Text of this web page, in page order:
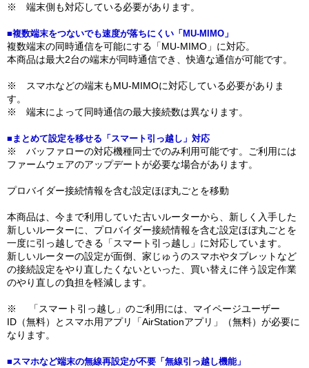
※ 端末側も対応している必要があります。
■複数端末をつないでも速度が落ちにくい「MU-MIMO」
複数端末の同時通信を可能にする「MU-MIMO」に対応。
本商品は最大2台の端末が同時通信でき、快適な通信が可能です。
※ スマホなどの端末もMU-MIMOに対応している必要がありま
す。
※ 端末によって同時通信の最大接続数は異なります。
■まとめて設定を移せる「スマート引っ越し」対応
※ バッファローの対応機種同士でのみ利用可能です。ご利用には
ファームウェアのアップデートが必要な場合があります。
プロバイダー接続情報を含む設定ほぼ丸ごとを移動
本商品は、今まで利用していた古いルーターから、新しく入手した
新しいルーターに、プロバイダー接続情報を含む設定ほぼ丸ごとを
一度に引っ越しできる「スマート引っ越し」に対応しています。
新しいルーターの設定が面倒、家じゅうのスマホやタブレットなど
の接続設定をやり直したくないといった、買い替えに伴う設定作業
のやり直しの負担を軽減します。
※ 「スマート引っ越し」のご利用には、マイページユーザー
ID（無料）とスマホ用アプリ「AirStationアプリ」（無料）が必要に
なります。
■スマホなど端末の無線再設定が不要「無線引っ越し機能」